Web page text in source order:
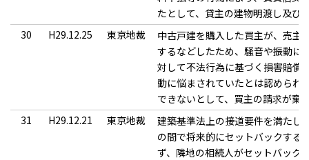
たとして、貸主の建物明渡し及び
30
H29.12.25 東京地裁
中古戸建を購入した買主が、売主
するなどしたため、騒音や振動に
対して不法行為に基づく損害賠償
動に悩まされていたとは認められ
できないとして、買主の請求が棄
31
H29.12.21 東京地裁
建築基準法上の接道要件を満たし
の間で将来的にセットバックする
ず、隣地の相続人がセットバック